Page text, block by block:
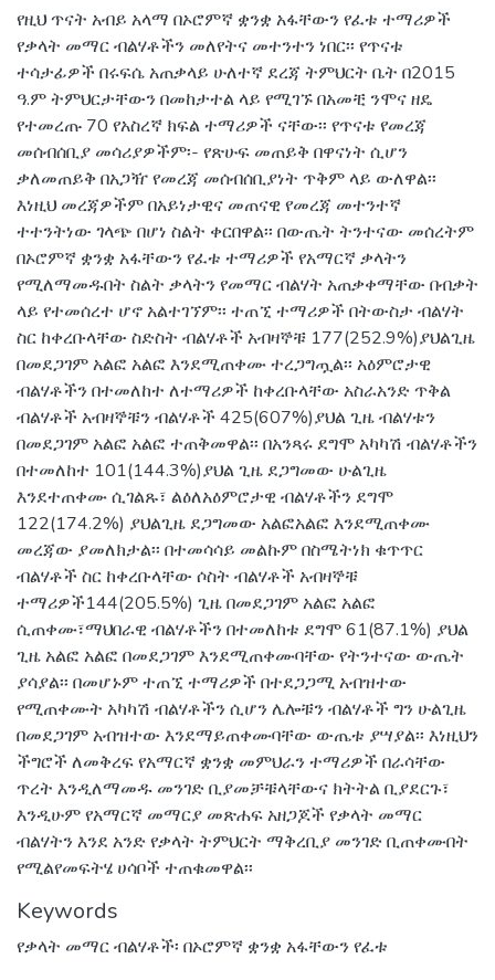
የዚህ ጥናት አብይ አላማ በኦሮምኛ ቋንቋ አፋቸውን የፈቱ ተማሪዎች
የቃላት መማር ብልሃቶችን መለየትና መተንተን ነበር፡፡ የጥናቱ
ተሳታፊዎች በሩፍሴ አጠቃላይ ሁለተኛ ደረጃ ትምህርት ቤት በ2015
ዓ.ም ትምህርታቸውን በመከታተል ላይ የሚገኙ በአመቺ ንሞና ዘዴ
የተመረጡ 70 የአስረኛ ክፍል ተማሪዎች ናቸው፡፡ የጥናቱ የመረጃ
መሰብሰቢያ መሳሪያዎችም፡- የጽሁፍ መጠይቅ በዋናነት ሲሆን
ቃለመጠይቅ በአጋዥ የመረጃ መሰብሰቢያነት ጥቅም ላይ ውለዋል፡፡
እነዚህ መረጃዎችም በአይነታዊና መጠናዊ የመረጃ መተንተኛ
ተተንትነው ገላጭ በሆነ ስልት ቀርበዋል፡፡ በውጤት ትንተናው መሰረትም
በኦሮምኛ ቋንቋ አፋቸውን የፈቱ ተማሪዎች የአማርኛ ቃላትን
የሚለማመዱበት ስልት ቃላትን የመማር ብልሃት አጠቃቀማቸው በብቃት
ላይ የተመሰረተ ሆኖ አልተገኘም፡፡ ተጠኚ ተማሪዎች በትውስታ ብልሃት
ስር ከቀረቡላቸው ስድስት ብልሃቶች አብዛኞቹ 177(252.9%)ያህልጊዜ
በመደጋገም አልፎ አልፎ እንደሚጠቀሙ ተረጋግጧል፡፡ አዕምሮታዊ
ብልሃቶችን በተመለከተ ለተማሪዎች ከቀረቡላቸው አስራአንድ ጥቅል
ብልሃቶች አብዛኞቹን ብልሃቶች 425(607%)ያህል ጊዜ ብልሃቱን
በመደጋገም አልፎ አልፎ ተጠቅመዋል፡፡ በአንጻሩ ደግሞ አካካሽ ብልሃቶችን
በተመለከተ 101(144.3%)ያህል ጊዜ ደጋግመው ሁልጊዜ
እንደተጠቀሙ ሲገልጹ፣ ልዕለአዕምሮታዊ ብልሃቶችን ደግሞ
122(174.2%) ያህልጊዜ ደጋግመው አልፎአልፎ እንደሚጠቀሙ
መረጃው ያመለክታል፡፡ በተመሳሳይ መልኩም በስሜትነክ ቁጥጥር
ብልሃቶች ስር ከቀረቡላቸው ሶስት ብልሃቶች አብዛኞቹ
ተማሪዎች144(205.5%) ጊዜ በመደጋገም አልፎ አልፎ
ሲጠቀሙ፣ማህበራዊ ብልሃቶችን በተመለከቱ ደግሞ 61(87.1%) ያህል
ጊዜ አልፎ አልፎ በመደጋገም እንደሚጠቀሙባቸው የትንተናው ውጤት
ያሳያል፡፡ በመሆኑም ተጠኚ ተማሪዎች በተደጋጋሚ አብዝተው
የሚጠቀሙት አካካሽ ብልሃቶችን ሲሆን ሌሎቹን ብልሃቶች ግን ሁልጊዜ
በመደጋገም አብዝተው እንደማይጠቀሙባቸው ውጤቱ ያሣያል፡፡ እነዚህን
ችግሮች ለመቅረፍ የአማርኛ ቋንቋ መምህራን ተማሪዎች በራሳቸው
ጥረት እንዲለማመዱ መንገድ ቢያመቻቹላቸውና ክትትል ቢያደርጉ፣
እንዲሁም የአማርኛ መማርያ መጽሐፍ አዘጋጆች የቃላት መማር
ብልሃትን እንደ አንድ የቃላት ትምህርት ማቅረቢያ መንገድ ቢጠቀሙበት
የሚልየመፍትሄ ሀሳቦች ተጠቁመዋል፡፡
Keywords
የቃላት መማር ብልሃቶች፡ በኦሮምኛ ቋንቋ አፋቸውን የፈቱ